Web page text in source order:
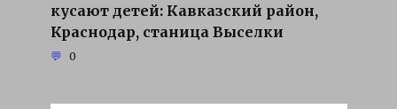
кусают детей: Кавказский район,
Краснодар, станица Выселки
0